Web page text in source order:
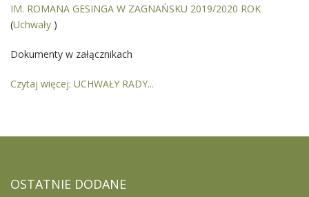
IM. ROMANA GESINGA W ZAGNAŃSKU 2019/2020 ROK
(Uchwały )
Dokumenty w załącznikach
Czytaj więcej: UCHWAŁY RADY...
OSTATNIE DODANE